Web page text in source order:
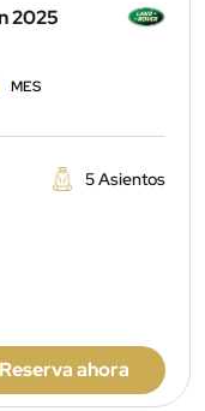
2025
MES
5 Asientos
Reserva ahora